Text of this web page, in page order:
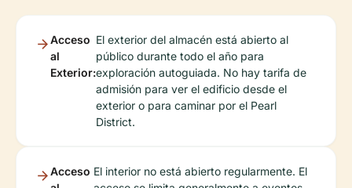
Acceso
al
Exterior:
El exterior del almacén está abierto al
público durante todo el año para
exploración autoguiada. No hay tarifa de
admisión para ver el edificio desde el
exterior o para caminar por el Pearl
District.
Acceso El interior no está abierto regularmente. El